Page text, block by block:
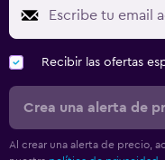
Recibir las ofertas
Crea una alerta de
Al crear una alerta de precio,